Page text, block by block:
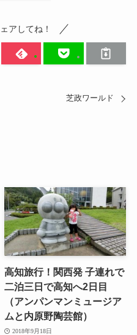
アしてね！
芝政ワールド
高知旅行！関西発 子連れで
二泊三日で高知へ2日目
（アンパンマンミュージア
ムと内原野陶芸館）
2018年9月18日